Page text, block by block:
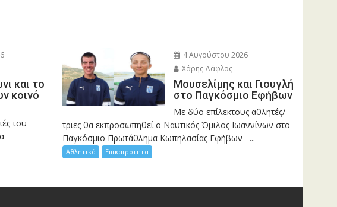
και το
κοινό
του
4 Αυγούστου 2026
Χάρης Δάφλος
Μουσελίμης και Γιουγλή
στο Παγκόσμιο Εφήβων
Mε δύο επίλεκτους αθλητές/
τριες θα εκπροσωπηθεί ο Ναυτικός Όμιλος Ιωαννίνων στο
Παγκόσμιο Πρωτάθλημα Κωπηλασίας Εφήβων –...
Αθλητικά Επικαιρότητα